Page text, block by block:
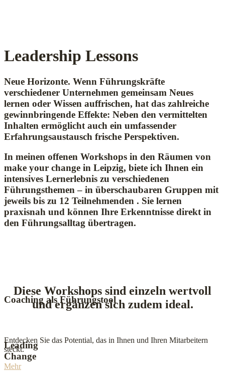
Leadership Lessons
Neue Horizonte. Wenn Führungskräfte
verschiedener Unternehmen gemeinsam Neues
lernen oder Wissen auffrischen, hat das zahlreiche
gewinnbringende Effekte: Neben den vermittelten
Inhalten ermöglicht auch ein umfassender
Erfahrungsaustausch frische Perspektiven.
In meinen offenen Workshops in den Räumen von
make your change in Leipzig, biete ich Ihnen ein
intensives Lernerlebnis zu verschiedenen
Führungsthemen – in überschaubaren Gruppen mit
jeweils bis zu 12 Teilnehmenden . Sie lernen
praxisnah und können Ihre Erkenntnisse direkt in
den Führungsalltag übertragen.
Diese Workshops sind einzeln wertvoll
und ergänzen sich zudem ideal.
Coaching als Führungstool
Entdecken Sie das Potential, das in Ihnen und Ihren Mitarbeitern
steckt.
Mehr
Leading
Change